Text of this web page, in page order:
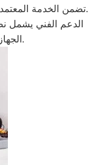
تضمن الخدمة المعتمدة جودة العمل وسرعة الاستجابة لأي مشكلة.
الدعم الفني يشمل
الجهاز وتقليل الأعطال المستقبلية.